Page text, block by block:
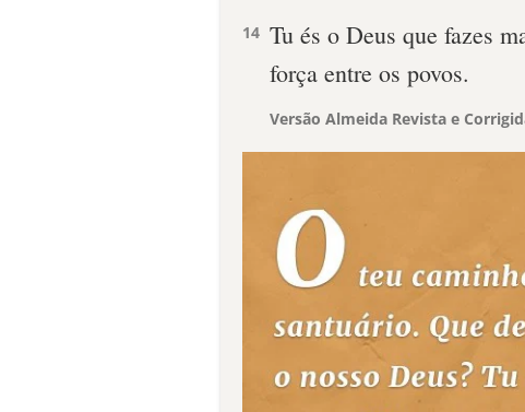
14 Tu és o Deus que fazes
força entre os povos.
Versão Almeida Revista e